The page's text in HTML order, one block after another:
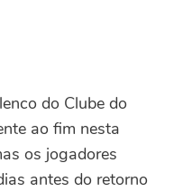
do Clube do
ao fim nesta
os jogadores
antes do retorno